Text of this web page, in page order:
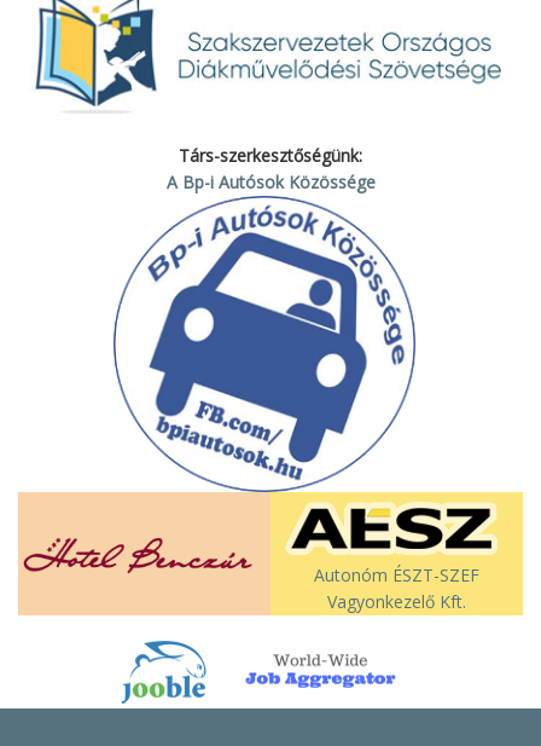
Társ-szerkesztőségünk:
A Bp-i Autósok Közössége
Autonóm ÉSZT-SZEF
Vagyonkezelő Kft.